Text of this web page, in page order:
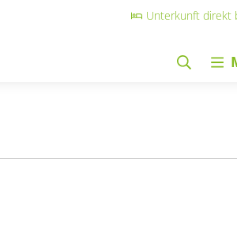
Unterkunft direkt